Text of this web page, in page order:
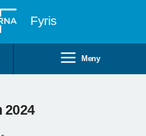
Fyris
Meny
2024